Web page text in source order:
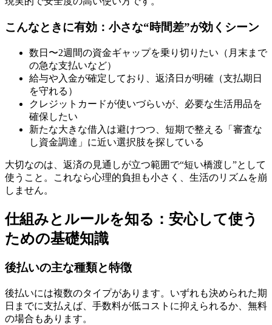
こんなときに有効：小さな“時間差”が効くシーン
数日〜2週間の資金ギャップを乗り切りたい（月末まで
の急な支払いなど）
給与や入金が確定しており、返済日が明確（支払期日
を守れる）
クレジットカードが使いづらいが、必要な生活用品を
確保したい
新たな大きな借入は避けつつ、短期で整える「審査な
し資金調達」に近い選択肢を探している
大切なのは、返済の見通しが立つ範囲で“短い橋渡し”として
使うこと。これなら心理的負担も小さく、生活のリズムを崩
しません。
仕組みとルールを知る：安心して使う
ための基礎知識
後払いの主な種類と特徴
後払いには複数のタイプがあります。いずれも決められた期
日までに支払えば、手数料が低コストに抑えられるか、無料
の場合もあります。